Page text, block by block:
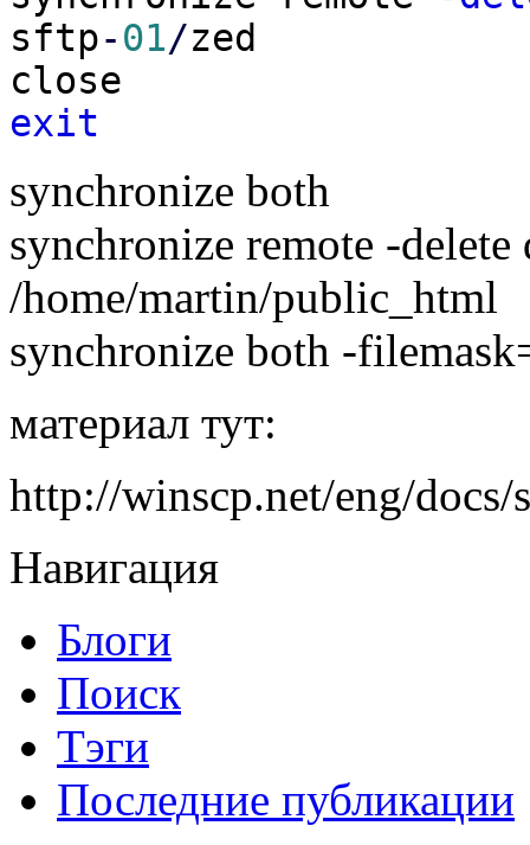
sftp-01/zed
close
exit
synchronize both
synchronize remote -
/home/martin/public_html
synchronize both -
материал тут:
http://winscp.net/eng/
Навигация
Блоги
Поиск
Тэги
Последние публикации